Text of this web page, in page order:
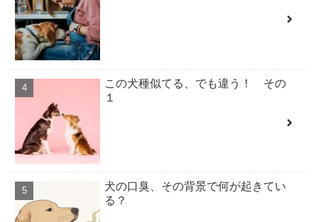
この犬種似てる、でも違う！ その
１
犬の口臭、その背景で何が起きてい
る？